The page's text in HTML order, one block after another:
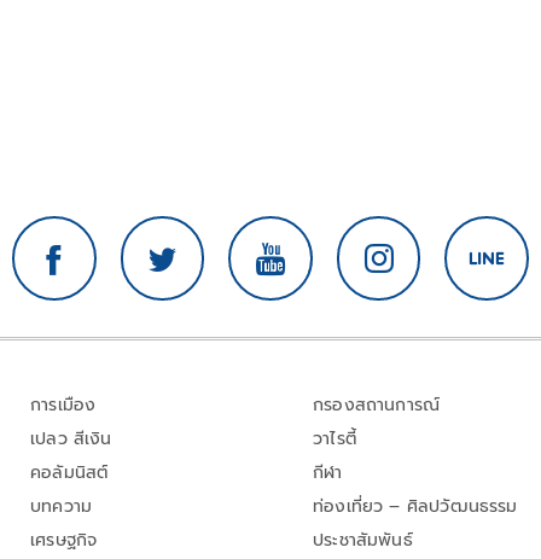
การเมือง
เปลว สีเงิน
คอลัมนิสต์
บทความ
เศรษฐกิจ
กรองสถานการณ์
วาไรตี้
กีฬา
ท่องเที่ยว – ศิลปวัฒนธรรม
ประชาสัมพันธ์